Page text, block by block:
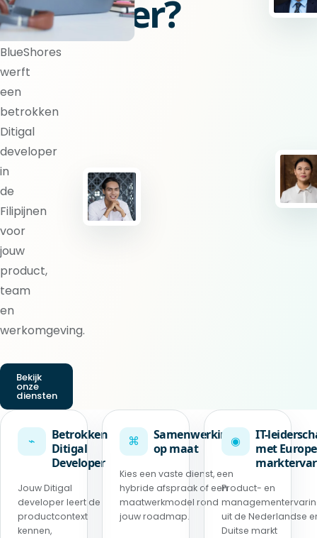
developer?
BlueShores
werft
een
betrokken
Ditigal
developer
in
de
Filipijnen
voor
jouw
product,
team
en
werkomgeving.
Bekijk
onze
diensten
⌁
Betrokken
Ditigal
Developer
Jouw Ditigal
developer leert de
productcontext
kennen,
⌘
Samenwerking
op maat
Kies een vaste dienst, een
hybride afspraak of een
maatwerkmodel rond
jouw roadmap.
◉
IT-
met
Product- en
uit de Nederlandse
Duitse markt